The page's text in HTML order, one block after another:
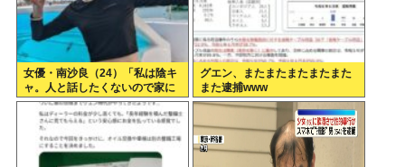
女優・南沙良（24）「私は陰キ
ャ。人と話したくないので家に
引きこもってPCでアニメを観て
いたい」
グエン、またまたまたまたまた
また逮捕www